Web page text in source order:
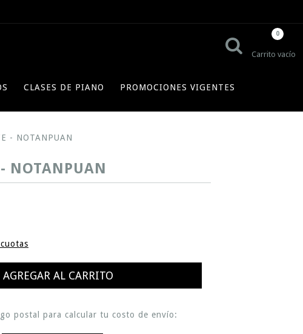
Carrito vacío
0
CLASES DE PIANO PROMOCIONES VIGENTES
- NOTANPUAN
NOTANPUAN
postal para calcular tu costo de envío: